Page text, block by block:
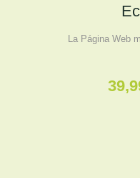
La Página Web